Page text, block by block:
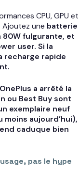
CPU, GPU et
une batterie
80W fulgurante, et
user. Si la
recharge rapide
a arrêté la
ou Best Buy sont
exemplaire neuf
aujourd’hui),
caduque bien
pas le hype